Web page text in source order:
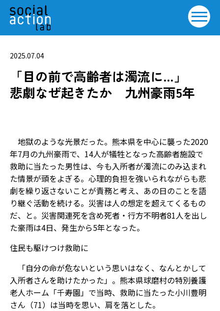
2025.07.04
「目の前で高齢者は濁流に…」
悲劇なぜ起きたか 九州豪雨5年
地獄のような光景だった。熊本県を中心に襲った2020
年7月の九州豪雨で、14人が犠牲となった高齢者施設で
救助に当たった男性は、今も入所者が濁流にのみ込まれ
た情景が頭をよぎる。心理的負担を強いられながらも悲
劇を繰り返さないことが責務と考え、あの日のことを語
り継ぐ活動を続ける。災害は人の想定を超えてくるもの
だ、と。災害関連死を含め死者・行方不明者81人を出し
た豪雨は4日、発生から5年となった。
住民も駆けつけ救助に
「自分の命が危ないという思いはなく、なんとかして
入所者さんを助けたかった」。熊本県球磨村の特別養護
老人ホーム「千寿園」で当時、救助に当たった小川豊明
さん（71）は当時を思い、肩を落とした。